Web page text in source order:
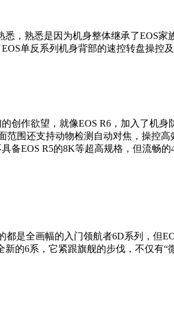
悉，熟悉是因为机身整体继承了EOS
单反系列机身背部的速控转盘操控
创作欲望，就像EOS R6，加入了机
范围还支持动物检测自动对焦，操控
备EOS R5的8K等超高规格，但流畅
是全画幅的入门领航者6D系列，但
的6系，它紧跟旗舰的步伐，不仅有